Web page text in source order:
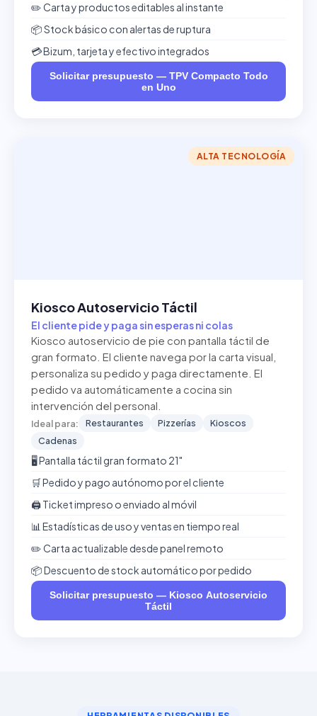
✏️ Carta y productos editables al instante
📦 Stock básico con alertas de ruptura
💳 Bizum, tarjeta y efectivo integrados
Solicitar presupuesto — TPV Compacto Todo
en Uno
ALTA TECNOLOGÍA
Kiosco Autoservicio Táctil
El cliente pide y paga sin esperas ni colas
Kiosco autoservicio de pie con pantalla táctil de
gran formato. El cliente navega por la carta visual,
personaliza su pedido y paga directamente. El
pedido va automáticamente a cocina sin
intervención del personal.
Ideal para: Restaurantes Pizzerías
Kioscos
Cadenas
🖥️ Pantalla táctil gran formato 21"
🛒 Pedido y pago autónomo por el cliente
🖨️ Ticket impreso o enviado al móvil
📊 Estadísticas de uso y ventas en tiempo real
✏️ Carta actualizable desde panel remoto
📦 Descuento de stock automático por pedido
Solicitar presupuesto — Kiosco Autoservicio
Táctil